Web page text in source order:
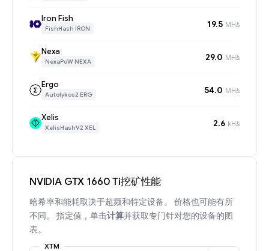
Iron Fish
FishHash IRON 19.5 MH/s
Nexa
NexaPoW NEXA 29.0 MH/s
Ergo
Autolykos2 ERG 54.0 MH/s
Xelis
XelisHashV2 XEL 2.6 kH/s
NVIDIA GTX 1660 Ti挖矿性能
哈希率和能耗取决于超频和特定设备。 价格也可能有所
不同。 指定值，单击计算并获取专门针对您的设备的图
表。
XTM